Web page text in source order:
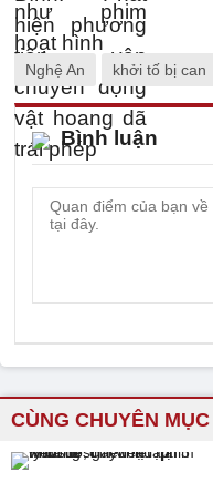
Nghệ An khởi tố bị can
Bình luận
CÙNG CHUYÊN MỤC